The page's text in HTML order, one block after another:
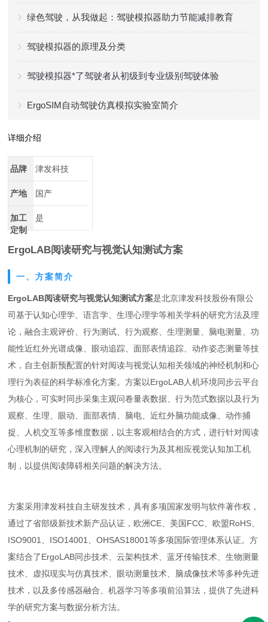
绿色驾驶，从我做起：驾驶模拟器助力节能减排教育
驾驶模拟器的原理及分类
驾驶模拟器*了驾驶者从初级到专业级别驾驶体验
ErgoSIM自动驾驶仿真模拟实验室简介
详细介绍
品牌 津发科技
产地 国产
加工
定制
是
ErgoLAB阅读研究与视觉认知测试方案
一、方案简介
ErgoLAB阅读研究与视觉认知测试方案是北京津发科技股份有限公
司基于认知心理学、语言学、生理心理学等相关学科的研究方法及理
论，融合主观评价、行为测试、行为观察、生理测量、脑电测量、功
能性近红外光谱成像、眼动追踪、面部表情追踪、动作姿态测量等技
术，自主创新预配置的针对阅读与视觉认知相关领域的神经机制和心
理行为表征的科学标准化方案。方案以ErgoLAB人机环境同步云平台
为核心，可实时同步采集主观问卷量表数据、行为范式数据以及行为
观察、生理、眼动、面部表情、脑电、近红外脑功能成像、动作捕
捉、人机交互等多维度数据，以主客观相结合的方式，进行针对阅读
心理机制的研究，深入理解人的阅读行为及其相应视觉认知加工机
制，以提供阅读障碍相关问题的解决方法。
方案采用津发科技自主研发技术，具有多项国家发明与软件著作权，
通过了省部级新技术新产品认证，欧洲CE、美国FCC、欧盟RoHS、
ISO9001、ISO14001、OHSAS18001等多项国际管理体系认证。方
案结合了ErgoLAB同步技术、云架构技术、蓝牙传输技术、生物测量
技术、虚拟现实与仿真技术、眼动测量技术、脑成像技术等多种先进
技术，以及多传感器融合、机器学习等多项前沿算法，提供了先进科
学的研究方案与数据分析方法。